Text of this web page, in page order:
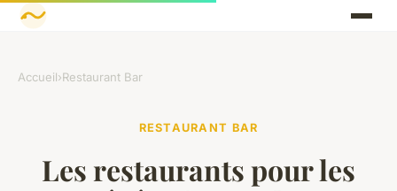
Accueil›Restaurant Bar
RESTAURANT BAR
Les restaurants pour les